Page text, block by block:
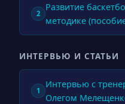
2
Развитие
методике
ИНТЕРВЬЮ И СТАТЬИ
1
Интервью с
Олегом